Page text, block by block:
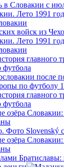
в Словакии с
Лето 1991
Лето 1991
главного
футбола
главного
футбола
озёра
озёра